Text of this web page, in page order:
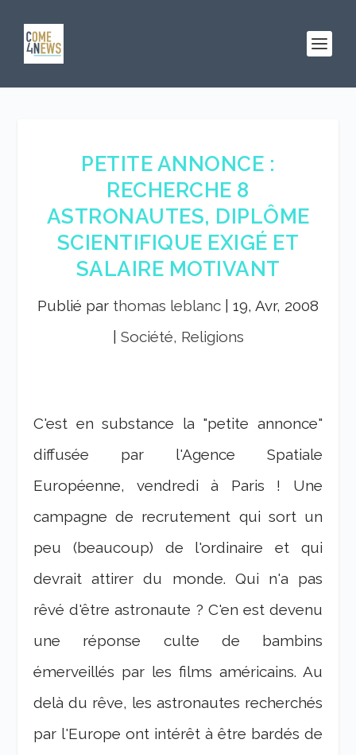
PETITE ANNONCE :
RECHERCHE 8
ASTRONAUTES, DIPLÔME
SCIENTIFIQUE EXIGÉ ET
SALAIRE MOTIVANT
Publié par thomas leblanc
19, Avr, 2008
Société, Religions
C'est en substance la "petite annonce"
diffusée par l'Agence Spatiale
Européenne, vendredi à Paris ! Une
campagne de recrutement qui sort un
peu (beaucoup) de l'ordinaire et qui
devrait attirer du monde. Qui n'a pas
rêvé d'être astronaute ? C'en est devenu
une réponse culte de bambins
émerveillés par les films américains. Au
delà du rêve, les astronautes recherchés
par l'Europe ont intérêt à être bardés de